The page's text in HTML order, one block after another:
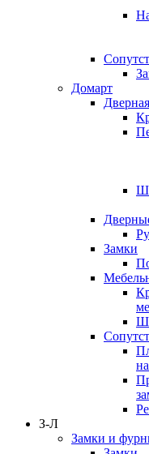
Домарт
Замки
З-Л
Замки и